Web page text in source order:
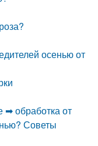
осенью от
➡ обработка от
Советы